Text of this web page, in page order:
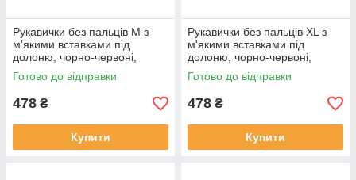
Рукавички без пальців M з
м'якими вставками під
долоню, чорно-червоні,
ВЕЛОЕКІПІРУВАННЯ, SV-
408005
Готово до відправки
478 ₴
Купити
Рукавички без пальців XL з
м'якими вставками під
долоню, чорно-червоні,
ВЕЛОЕКІПІРУВАННЯ, SV-
408006
Готово до відправки
478 ₴
Купити